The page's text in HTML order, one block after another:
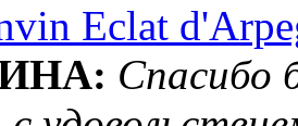
Eclat
Спасибо